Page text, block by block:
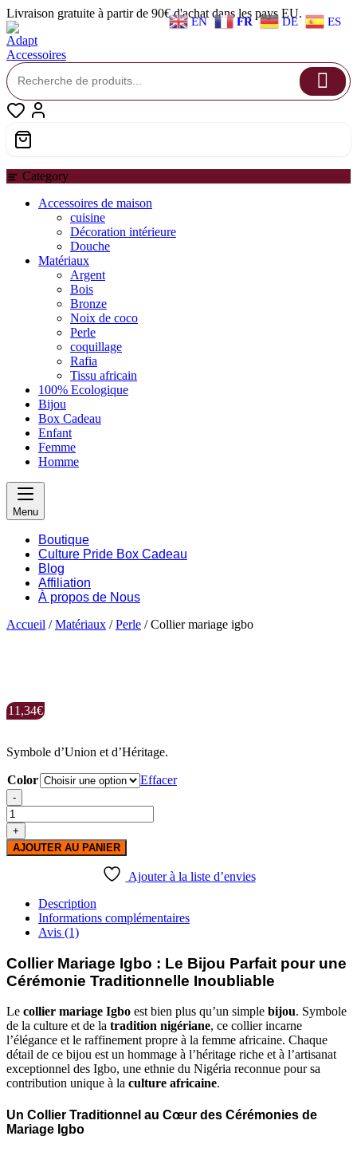
Skip
to
content
Livraison gratuite à partir de 90€ d'achat dans les pays EU.
Category
Accessoires de maison
cuisine
Décoration intérieure
Douche
Matériaux
Argent
Bois
Bronze
Noix de coco
Perle
coquillage
Rafia
Tissu africain
100% Ecologique
Bijou
Box Cadeau
Enfant
Femme
Homme
Menu
Boutique
Culture Pride Box Cadeau
Blog
Affiliation
À propos de Nous
Accueil /Matériaux /Perle / Collier mariage igbo
11,34€
Symbole d’Union et d’Héritage.
Color Effacer
-
quantité
de
Collier
mariage
+
AJOUTER AU PANIER
Ajouter à la liste d’envies
Description
Informations complémentaires
Avis (1)
Collier Mariage Igbo : Le Bijou Parfait pour une
Cérémonie Traditionnelle Inoubliable
Le collier mariage Igbo est bien plus qu’un simple bijou. Symbole
de la culture et de la tradition nigériane, ce collier incarne
l’élégance et le raffinement propre à la femme africaine. Chaque
détail de ce bijou est un hommage à l’héritage riche et à l’artisanat
exceptionnel des Igbo, une ethnie du Nigéria reconnue pour sa
contribution unique à la culture africaine.
Un Collier Traditionnel au Cœur des Cérémonies de
Mariage Igbo
EN FR DE ES